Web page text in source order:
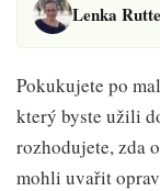
Lenka
Pokukujete po
který byste užili
rozhodujete, zda
mohli uvařit